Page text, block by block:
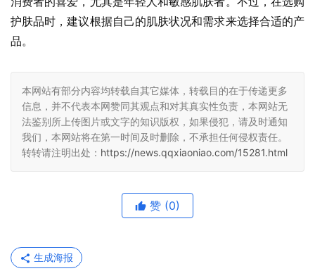
护肤品时，建议根据自己的肌肤状况和需求来选择合适的产
品。
本网站有部分内容均转载自其它媒体，转载目的在于传递更多
信息，并不代表本网赞同其观点和对其真实性负责，本网站无
法鉴别所上传图片或文字的知识版权，如果侵犯，请及时通知
我们，本网站将在第一时间及时删除，不承担任何侵权责任。
转转请注明出处： https://news.qqxiaoniao.com/15281.html
赞 (0)
生成海报